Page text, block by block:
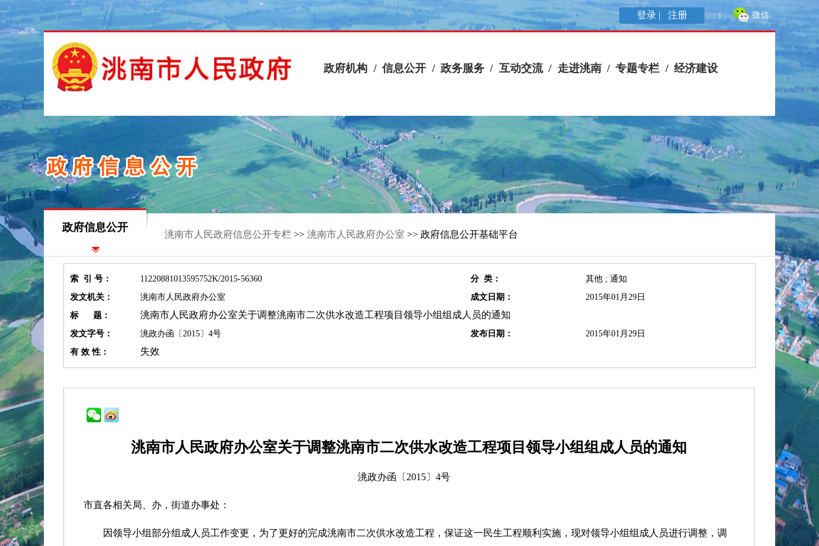
登录 | 注册
政府信息公开
洮南市人民政府信息公开专栏 >> 洮南市人民政府办公室 >> 政府信息公开基础平台
索 引 号： 11220881013595752K/2015-56360 分 类：
其他 ; 通知
发文机关：
洮南市人民政府办公室 成文日期：
2015年01月29日
标 题：
洮南市人民政府办公室关于调整洮南市二次供水改造工程项目领导小组组成人员的通知
发文字号： 洮政办函〔2015〕4号 发布日期：
2015年01月29日
有 效 性：
失效
洮南市人民政府办公室关于调整洮南市二次供水改造工程项目领导小组组成人员的通知
洮政办函〔2015〕4号
市直各相关局、办，街道办事处：
因领导小组部分组成人员工作变更，为了更好的完成洮南市二次供水改造工程，保证这一民生工程顺利实施，现对领导小组组成人员进行调整，调